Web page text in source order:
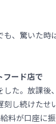
も、驚いた時
フード店で
した。放課後
刻し続けたせ
料が口座に